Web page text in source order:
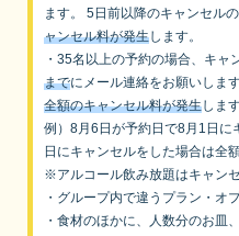
ます。 5日前以降のキャンセルの
ャンセル料が発生します。
・35名以上の予約の場合、キャ
までにメール連絡をお願いしま
全額のキャンセル料が発生します
例）8月6日が予約日で8月1日に
日にキャンセルをした場合は全
※アルコール飲み放題はキャン
・グループ内で違うプラン・オ
・食材のほかに、人数分のお皿